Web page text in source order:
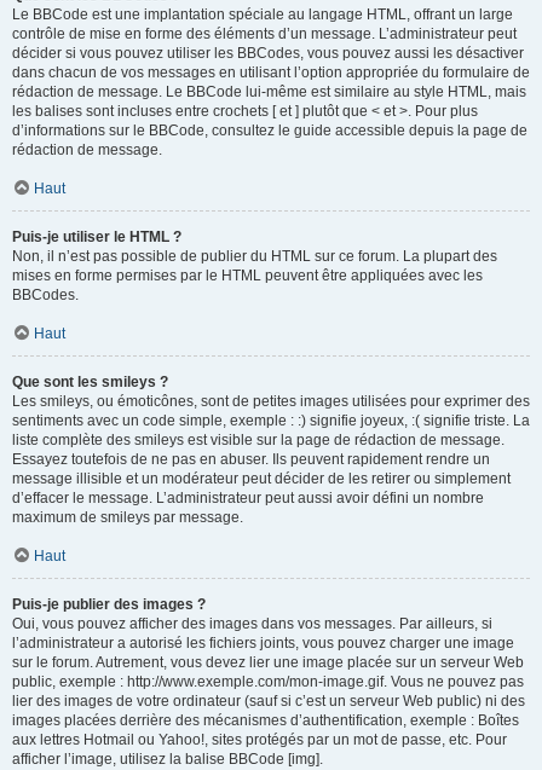
Le BBCode est une implantation spéciale au langage HTML, offrant un large
contrôle de mise en forme des éléments d’un message. L’administrateur peut
décider si vous pouvez utiliser les BBCodes, vous pouvez aussi les désactiver
dans chacun de vos messages en utilisant l’option appropriée du formulaire de
rédaction de message. Le BBCode lui-même est similaire au style HTML, mais
les balises sont incluses entre crochets [ et ] plutôt que < et >. Pour plus
d’informations sur le BBCode, consultez le guide accessible depuis la page de
rédaction de message.
Haut
Puis-je utiliser le HTML ?
Non, il n’est pas possible de publier du HTML sur ce forum. La plupart des
mises en forme permises par le HTML peuvent être appliquées avec les
BBCodes.
Haut
Que sont les smileys ?
Les smileys, ou émoticônes, sont de petites images utilisées pour exprimer des
sentiments avec un code simple, exemple : :) signifie joyeux, :( signifie triste. La
liste complète des smileys est visible sur la page de rédaction de message.
Essayez toutefois de ne pas en abuser. Ils peuvent rapidement rendre un
message illisible et un modérateur peut décider de les retirer ou simplement
d’effacer le message. L’administrateur peut aussi avoir défini un nombre
maximum de smileys par message.
Haut
Puis-je publier des images ?
Oui, vous pouvez afficher des images dans vos messages. Par ailleurs, si
l’administrateur a autorisé les fichiers joints, vous pouvez charger une image
sur le forum. Autrement, vous devez lier une image placée sur un serveur Web
public, exemple : http://www.exemple.com/mon-image.gif. Vous ne pouvez pas
lier des images de votre ordinateur (sauf si c’est un serveur Web public) ni des
images placées derrière des mécanismes d’authentification, exemple : Boîtes
aux lettres Hotmail ou Yahoo!, sites protégés par un mot de passe, etc. Pour
afficher l’image, utilisez la balise BBCode [img].